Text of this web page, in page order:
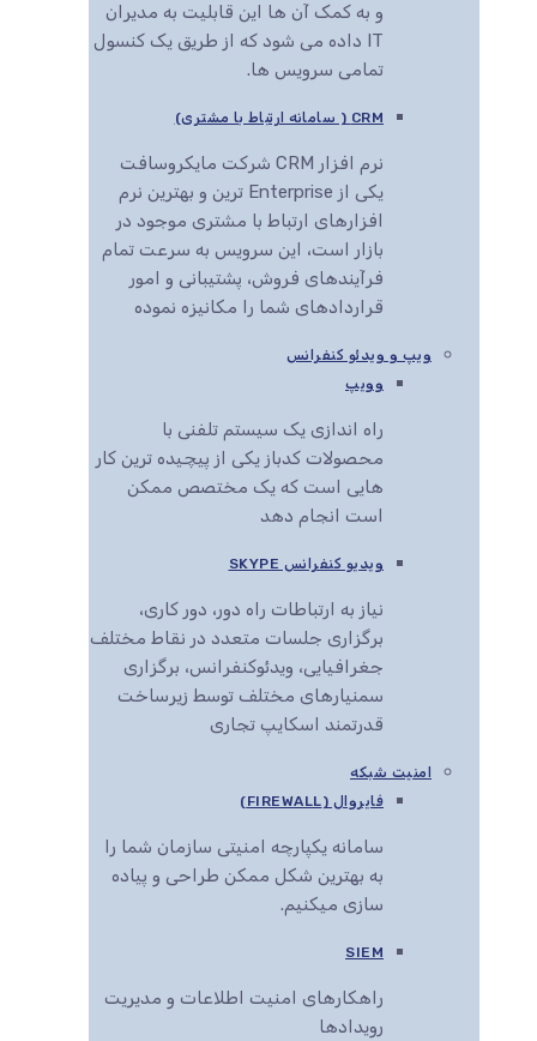
و به کمک آن ها این قابلیت به مدیران
IT داده می شود که از طریق یک کنسول
تمامی سرویس ها.
CRM ( سامانه ارتباط با مشتری)
نرم افزار CRM شرکت مایکروسافت
یکی از Enterprise ترین و بهترین نرم
افزارهای ارتباط با مشتری موجود در
بازار است، این سرویس به سرعت تمام
فرآیندهای فروش، پشتیبانی و امور
قراردادهای شما را مکانیزه نموده
ویپ و ویدئو کنفرانس
وویپ
راه اندازی یک سیستم تلفنی با
محصولات کدباز یکی از پیچیده ترین کار
هایی است که یک مختصص ممکن
است انجام دهد
ویدیو کنفرانس SKYPE
نیاز به ارتباطات راه دور، دور کاری،
برگزاری جلسات متعدد در نقاط مختلف
جغرافیایی، ویدئوکنفرانس، برگزاری
سمنیارهای مختلف توسط زیرساخت
قدرتمند اسکایپ تجاری
امنیت شبکه
فایروال (FIREWALL)
سامانه یکپارچه امنیتی سازمان شما را
به بهترین شکل ممکن طراحی و پیاده
سازی میکنیم.
SIEM
راهکارهای امنیت اطلاعات و مدیریت
رویدادها